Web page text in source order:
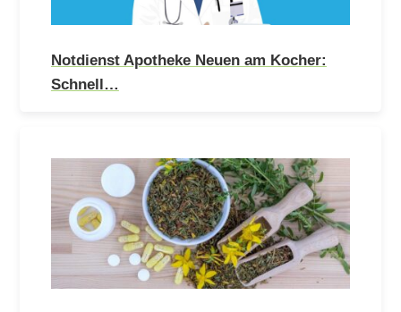
Notdienst Apotheke Neuen am Kocher:
Schnell…